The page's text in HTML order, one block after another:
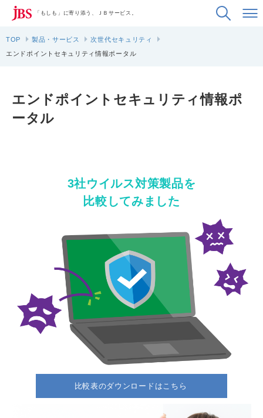
「もしも」に寄り添う、ＪＢサービス。
TOP 製品・サービス
次世代セキュリティ
エンドポイントセキュリティ情報ポータル
エンドポイントセキュリティ情報ポ
ータル
3社ウイルス対策製品を
比較してみました
比較表のダウンロードはこちら